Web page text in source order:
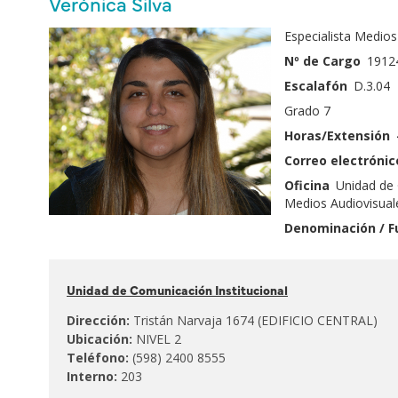
principales
y
Apellido
Fotografía
Especialista
Nº de Cargo
Escalafón D.3.04
Grado 7
Horas/Extensión
Correo
Oficina Unidad
Medios
Denominación /
al
Unidad de Comunicación Institucional
Dirección: Tristán Narvaja 1674 (EDIFICIO CENTRAL)
Ubicación: NIVEL 2
Teléfono: (598) 2400 8555
Interno: 203